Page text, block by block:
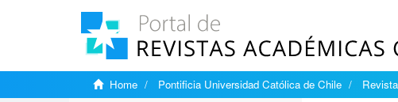
Home Pontificia Universidad Católica de Chile